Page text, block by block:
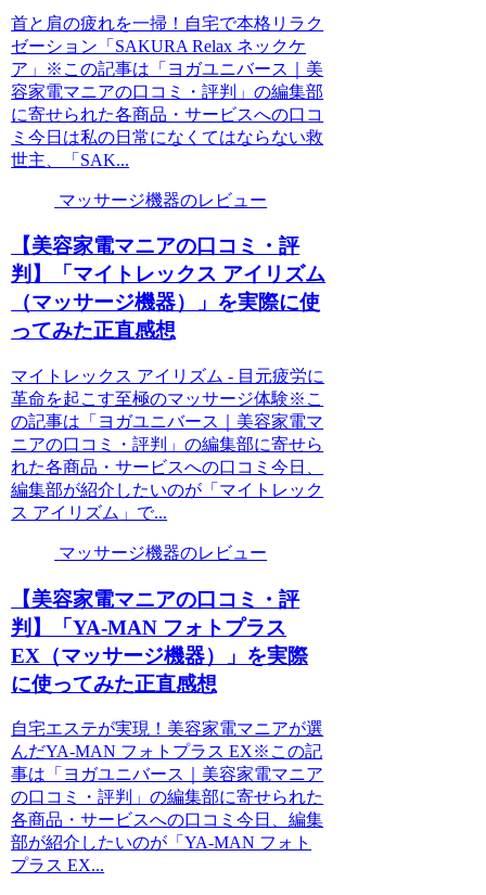
首と肩の疲れを一掃！自宅で本格リラク
ゼーション「SAKURA Relax ネックケ
ア」※この記事は「ヨガユニバース｜美
容家電マニアの口コミ・評判」の編集部
に寄せられた各商品・サービスへの口コ
ミ今日は私の日常になくてはならない救
世主、「SAK...
マッサージ機器のレビュー
【美容家電マニアの口コミ・評
判】「マイトレックス アイリズム
（マッサージ機器）」を実際に使
ってみた正直感想
マイトレックス アイリズム - 目元疲労に
革命を起こす至極のマッサージ体験※こ
の記事は「ヨガユニバース｜美容家電マ
ニアの口コミ・評判」の編集部に寄せら
れた各商品・サービスへの口コミ今日、
編集部が紹介したいのが「マイトレック
ス アイリズム」で...
マッサージ機器のレビュー
【美容家電マニアの口コミ・評
判】「YA-MAN フォトプラス
EX（マッサージ機器）」を実際
に使ってみた正直感想
自宅エステが実現！美容家電マニアが選
んだYA-MAN フォトプラス EX※この記
事は「ヨガユニバース｜美容家電マニア
の口コミ・評判」の編集部に寄せられた
各商品・サービスへの口コミ今日、編集
部が紹介したいのが「YA-MAN フォト
プラス EX...